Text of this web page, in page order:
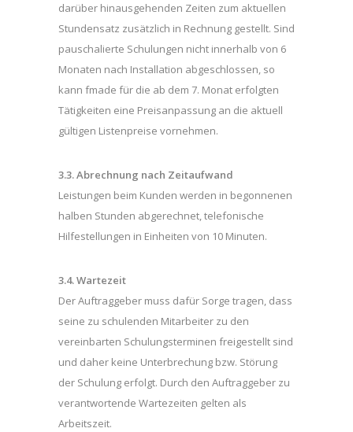
darüber hinausgehenden Zeiten zum aktuellen
Stundensatz zusätzlich in Rechnung gestellt. Sind
pauschalierte Schulungen nicht innerhalb von 6
Monaten nach Installation abgeschlossen, so
kann fmade für die ab dem 7. Monat erfolgten
Tätigkeiten eine Preisanpassung an die aktuell
gültigen Listenpreise vornehmen.
3.3. Abrechnung nach Zeitaufwand
Leistungen beim Kunden werden in begonnenen
halben Stunden abgerechnet, telefonische
Hilfestellungen in Einheiten von 10 Minuten.
3.4. Wartezeit
Der Auftraggeber muss dafür Sorge tragen, dass
seine zu schulenden Mitarbeiter zu den
vereinbarten Schulungsterminen freigestellt sind
und daher keine Unterbrechung bzw. Störung
der Schulung erfolgt. Durch den Auftraggeber zu
verantwortende Wartezeiten gelten als
Arbeitszeit.